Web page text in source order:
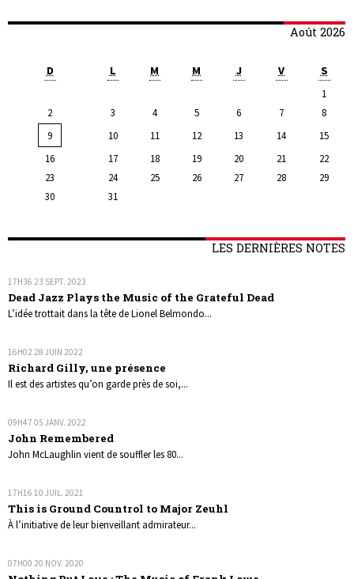
Août 2026
D L M M J V S
1
2
3 4 5 6 7
8
9
10 11 12 13 14
15
16
17 18 19 20 21
22
23
24 25 26 27 28
29
30
31
LES DERNIÈRES NOTES
17H36 23 SEPT. 2023
Dead Jazz Plays the Music of the Grateful Dead
L’idée trottait dans la tête de Lionel Belmondo...
16H02 28 JUIN 2022
Richard Gilly, une présence
Il est des artistes qu’on garde près de soi,...
09H47 05 JANV. 2022
John Remembered
John McLaughlin vient de souffler les 80...
17H16 10 JUIL. 2021
This is Ground Countrol to Major Zeuhl
À l’initiative de leur bienveillant admirateur...
07H00 20 NOV. 2020